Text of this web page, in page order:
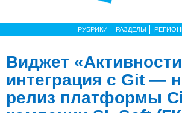
РУБРИКИ РАЗДЕЛЫ
Виджет
интеграция с Git —
релиз платформы